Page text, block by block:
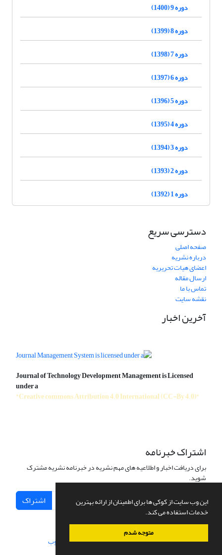
این وب سایت از کوکی ها برای اطمینان از ارائه بهترین
خدمات استفاده می کند.
متوجه شدم
دوره 9 (1400)
دوره 8 (1399)
دوره 7 (1398)
دوره 6 (1397)
دوره 5 (1396)
دوره 4 (1395)
دوره 3 (1394)
دوره 2 (1393)
دوره 1 (1392)
دسترسی سریع
صفحه اصلی
درباره نشریه
اعضای هیات تحریریه
ارسال مقاله
تماس با ما
نقشه سایت
آخرین اخبار
Journal of Technology Development Management is Licensed
under a
"Creative commons Attribution 4.0 International (CC-By 4.0)"
اشتراک خبرنامه
برای دریافت اخبار و اطلاعیه های مهم نشریه در خبرنامه نشریه مشترک
شوید.
اشتراک
سامانه مدیریت نشریات علمی.طراحی و پیاده سازی از سیناوب